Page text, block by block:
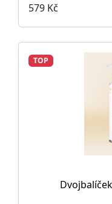
579 Kč
TOP